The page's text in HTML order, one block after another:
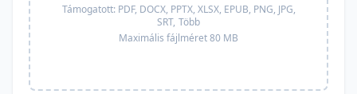
Támogatott: PDF, DOCX, PPTX, XLSX, EPUB, PNG, JPG,
SRT, Több
Maximális fájlméret 80 MB